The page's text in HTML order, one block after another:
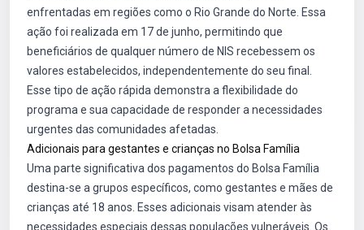
enfrentadas em regiões como o Rio Grande do Norte. Essa
ação foi realizada em 17 de junho, permitindo que
beneficiários de qualquer número de NIS recebessem os
valores estabelecidos, independentemente do seu final.
Esse tipo de ação rápida demonstra a flexibilidade do
programa e sua capacidade de responder a necessidades
urgentes das comunidades afetadas.
Adicionais para gestantes e crianças no Bolsa Família
Uma parte significativa dos pagamentos do Bolsa Família
destina-se a grupos específicos, como gestantes e mães de
crianças até 18 anos. Esses adicionais visam atender às
necessidades especiais dessas populações vulneráveis. Os